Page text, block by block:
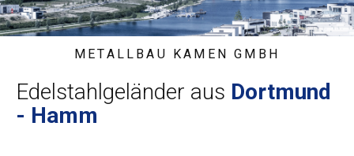
METALLBAU KAMEN GMBH
Edelstahlgeländer aus Dortmund
- Hamm